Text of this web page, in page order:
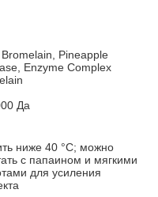
Pineapple
Enzyme Complex
Да
ниже 40 °C; можно
с папаином и мягкими
для усиления